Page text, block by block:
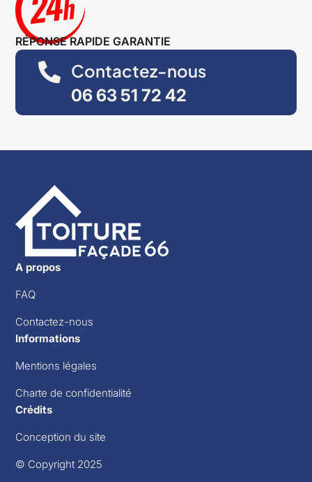
e
:
RÉPONSE RAPIDE GARANTIE
 Contactez-nous
06 63 51 72 42
A propos
FAQ
Contactez-nous
Informations
Mentions légales
Charte de confidentialité
Crédits
Conception du site
© Copyright 2025